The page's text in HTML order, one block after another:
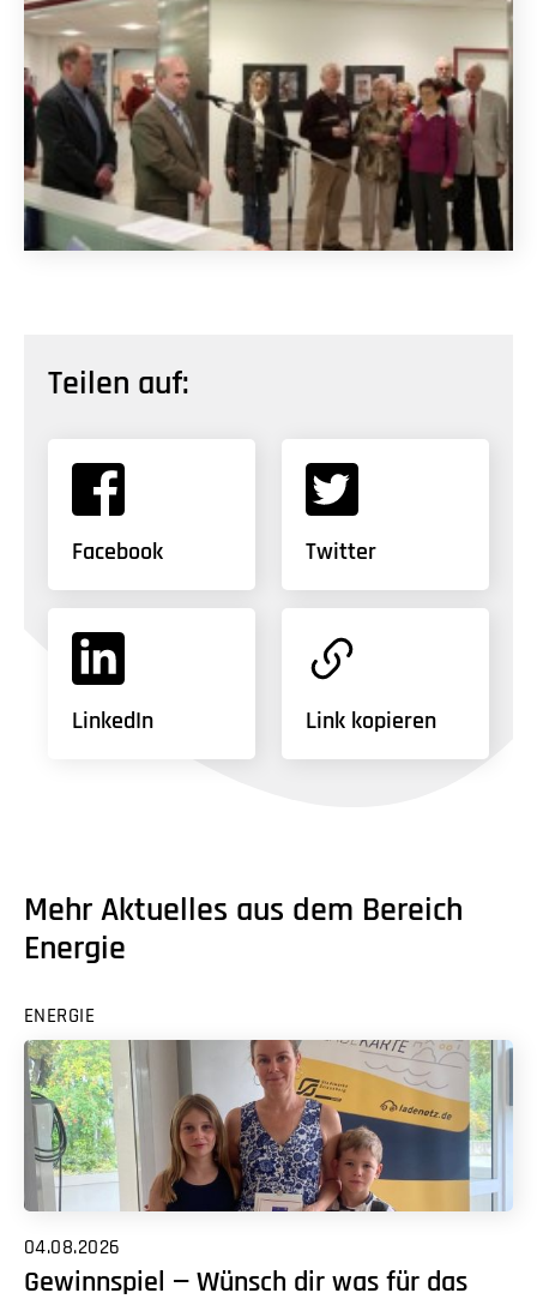
Teilen auf:
Facebook Twitter
LinkedIn Link kopieren
Mehr Aktuelles aus dem Bereich
Energie
ENERGIE
04.08.2026
Gewinnspiel — Wünsch dir was für das